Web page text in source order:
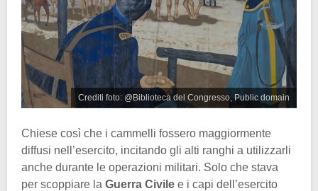
Crediti foto: @Biblioteca del Congresso, Public domain
Chiese così che i cammelli fossero maggiormente
diffusi nell’esercito, incitando gli alti ranghi a utilizzarli
anche durante le operazioni militari. Solo che stava
per scoppiare la Guerra Civile e i capi dell’esercito